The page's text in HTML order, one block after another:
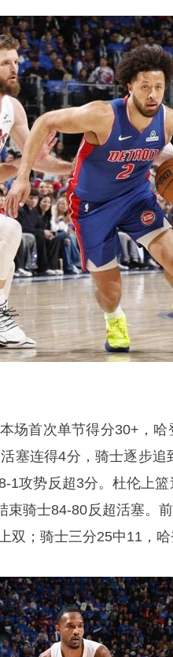
场首次单节得分30+，
塞连得4分，骑士逐步
1攻势反超3分。杜伦上
束骑士84-80反超活塞。
双；骑士三分25中11，哈